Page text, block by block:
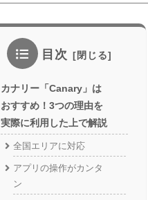
目次
カナリー「Canary」は
おすすめ！3つの理由を
実際に利用した上で解説
全国エリアに対応
アプリの操作がカンタ
ン